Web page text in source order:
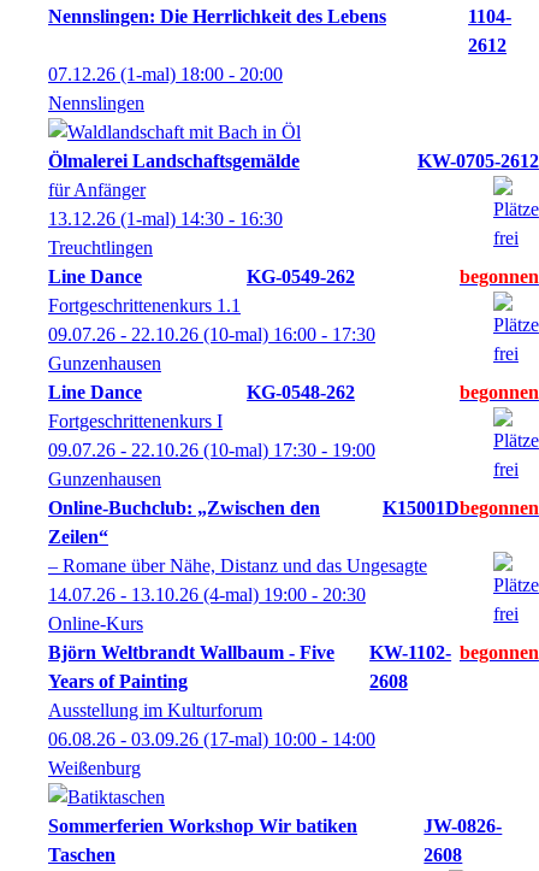
Line Dance
KG-0549-262
Fortgeschrittenenkurs 1.1
09.07.26 - 22.10.26 (10-mal) 16:00 - 17:30
Gunzenhausen
Line Dance
KG-0548-262
Fortgeschrittenenkurs I
09.07.26 - 22.10.26 (10-mal) 17:30 - 19:00
Gunzenhausen
Online-Buchclub: „Zwischen den
Zeilen“
K15001D
– Romane über Nähe, Distanz und das Ungesagte
14.07.26 - 13.10.26 (4-mal) 19:00 - 20:30
Online-Kurs
Björn Weltbrandt Wallbaum - Five
Years of Painting
KW-1102-
2608
Ausstellung im Kulturforum
06.08.26 - 03.09.26 (17-mal) 10:00 - 14:00
Weißenburg
Sommerferien Workshop Wir batiken
Taschen
JW-0826-
2608
Nennslingen: Die Herrlichkeit des Lebens
1104-
2612
07.12.26 (1-mal) 18:00 - 20:00
Nennslingen
Ölmalerei Landschaftsgemälde
KW-0705-2612
für Anfänger
13.12.26 (1-mal) 14:30 - 16:30
Treuchtlingen